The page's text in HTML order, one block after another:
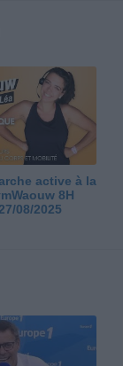
active à la
8H
08/2025